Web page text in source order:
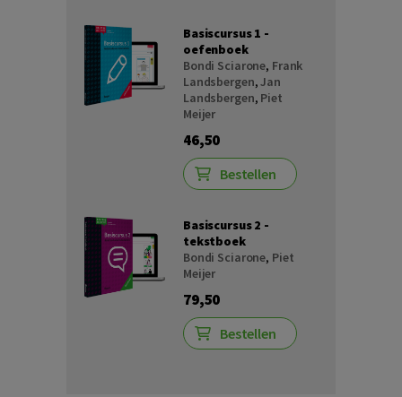
Basiscursus 1 -
oefenboek
Bondi Sciarone, Frank
Landsbergen,Jan
Landsbergen, Piet
Meijer
46,50
Bestellen
Basiscursus 2 -
tekstboek
Bondi Sciarone, Piet
Meijer
79,50
Bestellen